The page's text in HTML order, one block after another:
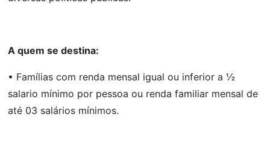
A quem se destina:
• Famílias com renda mensal igual ou inferior a ½
salario mínimo por pessoa ou renda familiar mensal de
até 03 salários mínimos.